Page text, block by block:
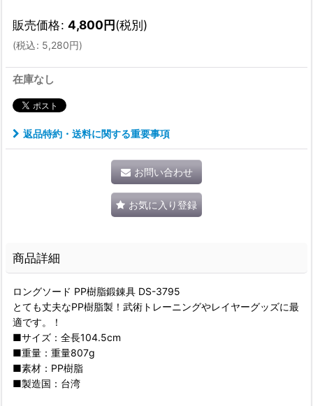
販売価格: 4,800円(税別)
(税込: 5,280円)
在庫なし
返品特約・送料に関する重要事項
お問い合わせ
お気に入り登録
商品詳細
ロングソード PP樹脂鍛錬具 DS-3795
とても丈夫なPP樹脂製！武術トレーニングやレイヤーグッズに最
適です。！
■サイズ：全長104.5cm
■重量：重量807g
■素材：PP樹脂
■製造国：台湾